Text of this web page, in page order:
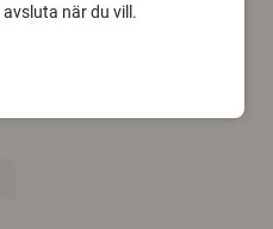
Fyndet bär spår av romerskt
när du vill.